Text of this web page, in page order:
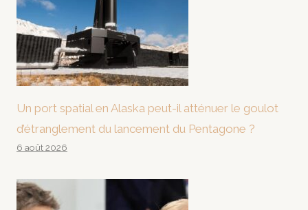
Un port spatial en Alaska peut-il atténuer le goulot
d’étranglement du lancement du Pentagone ?
6 août 2026